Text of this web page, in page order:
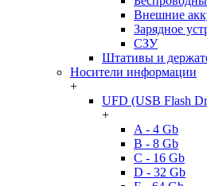
Внешние
Зарядное
СЗУ
Штативы и
Носители информации
+
UFD (USB Flash
+
A - 4 Gb
B - 8 Gb
C - 16 Gb
D - 32 Gb